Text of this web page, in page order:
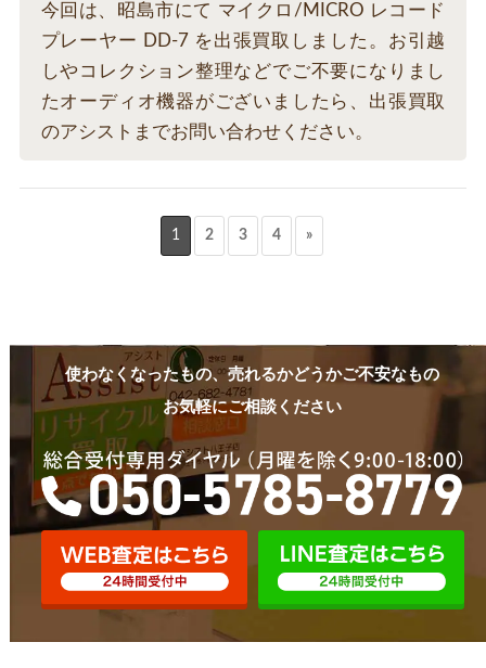
今回は、昭島市にて マイクロ/MICRO レコード
プレーヤー DD-7 を出張買取しました。お引越
しやコレクション整理などでご不要になりまし
たオーディオ機器がございましたら、出張買取
のアシストまでお問い合わせください。
1 2 3 4 »
使わなくなったもの、売れるかどうかご不安なもの
お気軽にご相談ください